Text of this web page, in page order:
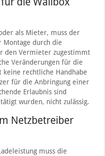
als Mieter, muss der
Montage durch die
den Vermieter zugestimmt
Veränderungen für die
rechtliche Handhabe
für die Anbringung einer
Erlaubnis sind
wurden, nicht zulässig.
Netzbetreiber
muss die